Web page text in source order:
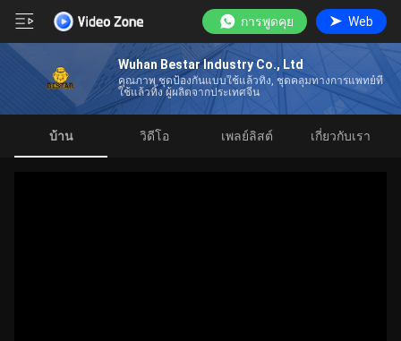
การพูดคุย Web
Wuhan Bestar Industry Co., Ltd
คุณภาพ ชุดป้องกันแบบใช้แล้วทิ้ง, ชุดคลุมทางการแพทย์ที่
ใช้แล้วทิ้ง ผู้ผลิตจากประเทศจีน
บ้าน วิดีโอ เพลย์ลิสต์ เกี่ยวกับเรา